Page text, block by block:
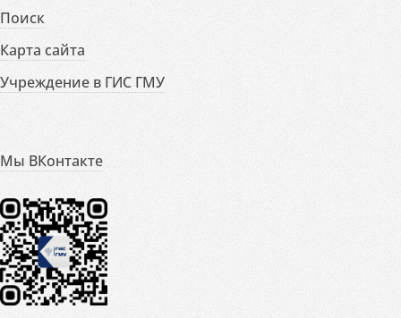
Поиск
Карта сайта
Учреждение в ГИС ГМУ
Мы ВКонтакте